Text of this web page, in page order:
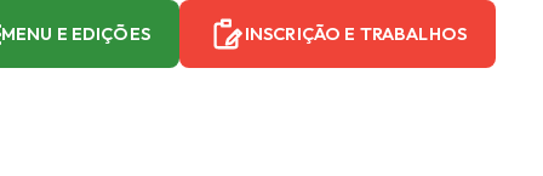
MENU E EDIÇÕES INSCRIÇÃO E TRABALHOS